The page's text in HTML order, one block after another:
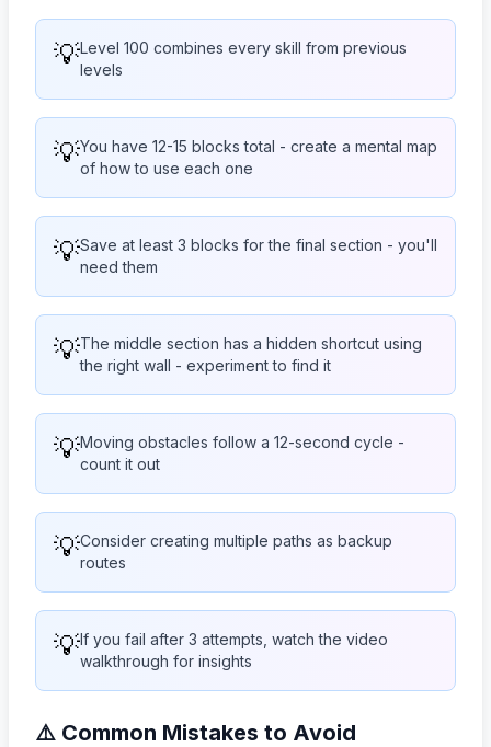
💡Level 100 combines every skill from previous
levels
💡You have 12-15 blocks total - create a mental map
of how to use each one
💡Save at least 3 blocks for the final section - you'll
need them
💡The middle section has a hidden shortcut using
the right wall - experiment to find it
💡Moving obstacles follow a 12-second cycle -
count it out
💡Consider creating multiple paths as backup
routes
💡If you fail after 3 attempts, watch the video
walkthrough for insights
⚠️ Common Mistakes to Avoid